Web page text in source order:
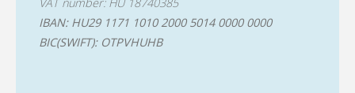
IBAN: HU29 1171 1010 2000 5014 0000 0000
BIC(SWIFT): OTPVHUHB